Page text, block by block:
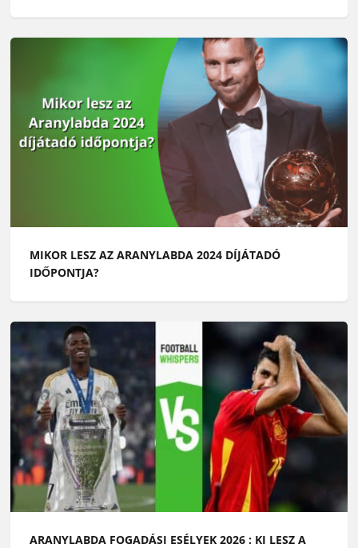
MIKOR LESZ AZ ARANYLABDA 2024 DÍJÁTADÓ
IDŐPONTJA?
ARANYLABDA FOGADÁSI ESÉLYEK 2026 : KI LESZ A